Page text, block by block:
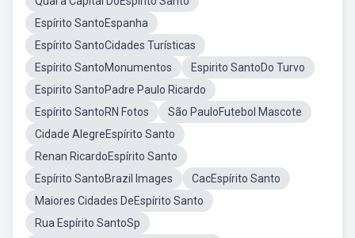
Espírito SantoEspanha
Espírito SantoCidades Turísticas
Espírito SantoMonumentos
Espirito SantoDo Turvo
Espirito SantoPadre Paulo Ricardo
Espírito SantoRN Fotos
São PauloFutebol Mascote
Cidade AlegreEspírito Santo
Renan RicardoEspírito Santo
Espírito SantoBrazil Images
CacEspírito Santo
Maiores Cidades DeEspírito Santo
Rua Espírito SantoSp